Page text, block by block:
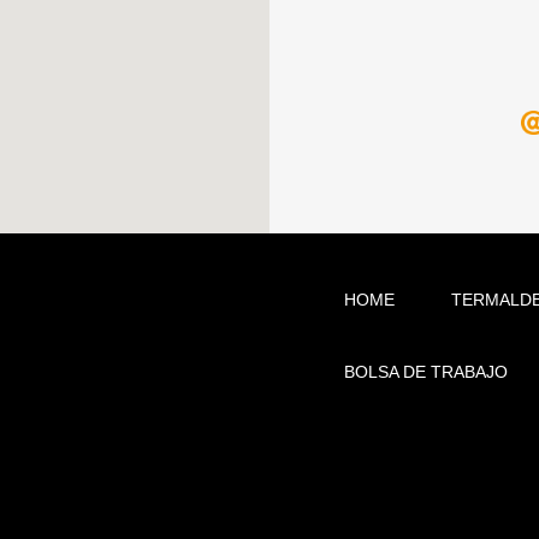
HOME
BOLSA DE TRABAJO